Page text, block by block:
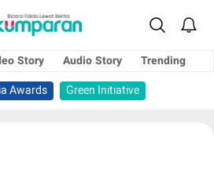
Story Audio Story
Trending
Awards
Green Initiative